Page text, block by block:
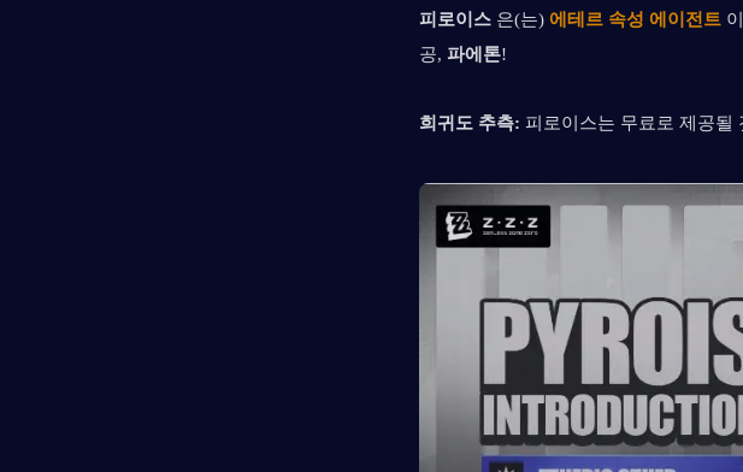
피로이스 은(는) 에테르 속성 에이전트
공, 파에톤!
희귀도 추측: 피로이스는 무료로 제공될